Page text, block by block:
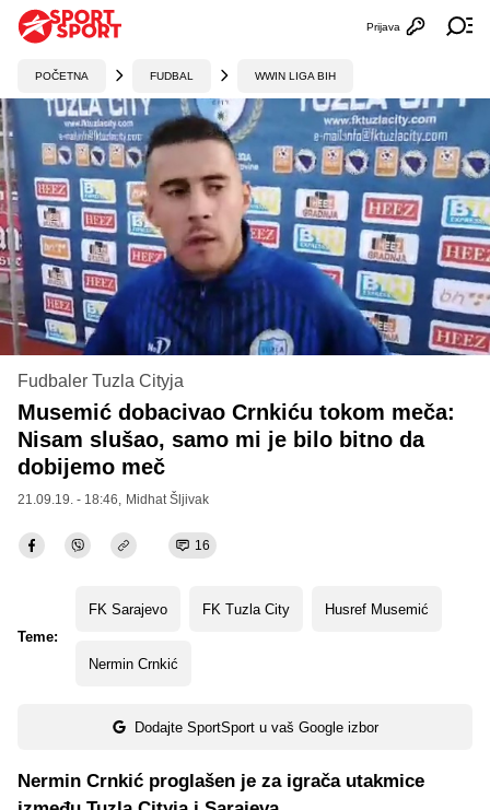
Otvori
Prijava
POČETNA FUDBAL WWIN LIGA BIH
Fudbaler Tuzla Cityja
Musemić dobacivao Crnkiću tokom meča:
Nisam slušao, samo mi je bilo bitno da
dobijemo meč
21.09.19. - 18:46, Midhat Šljivak
16
Teme:
FK Sarajevo FK Tuzla City Husref Musemić
Nermin Crnkić
Dodajte SportSport u vaš Google izbor
Nermin Crnkić proglašen je za igrača utakmice